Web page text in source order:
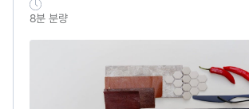
8분 분량